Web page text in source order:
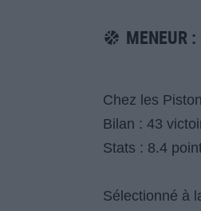
MENEUR
Chez les
Bilan : 43
Stats : 8.4
Sélectionné à